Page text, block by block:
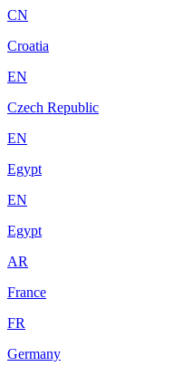
CN
Croatia
EN
Czech Republic
EN
Egypt
EN
Egypt
AR
France
FR
Germany